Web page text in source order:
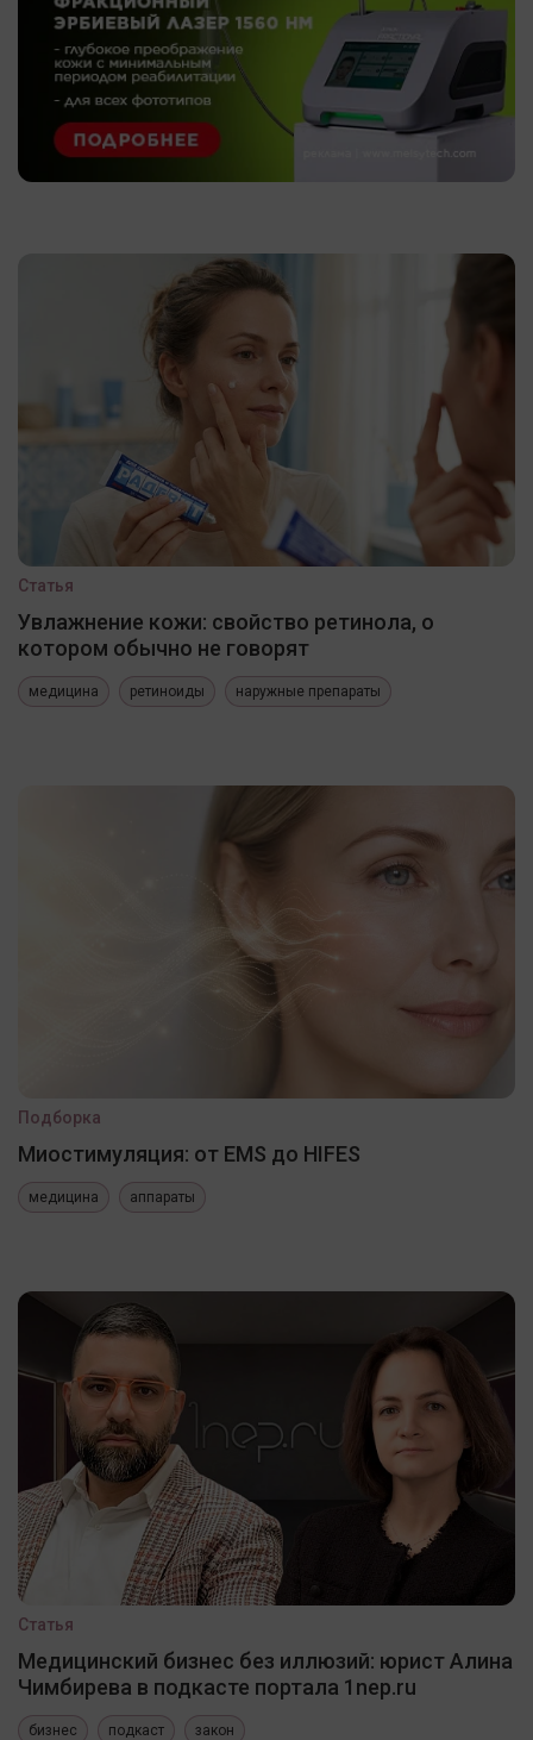
Статья
Увлажнение кожи: свойство ретинола, о
котором обычно не говорят
медицина ретиноиды наружные препараты
Подборка
Миостимуляция: от EMS до HIFES
медицина аппараты
Статья
Медицинский бизнес без иллюзий: юрист Алина
Чимбирева в подкасте портала 1nep.ru
бизнес подкаст закон